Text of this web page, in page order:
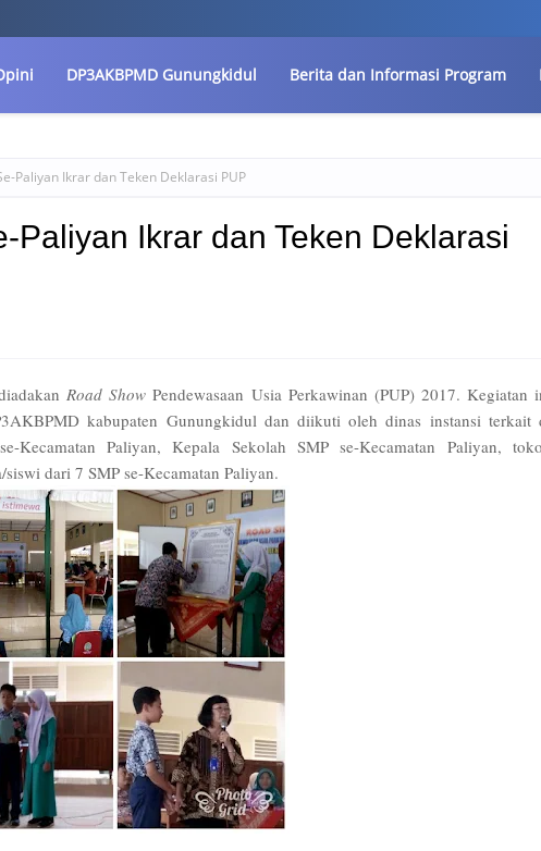
DP3AKBPMD Gunungkidul Berita dan Informasi Program
Paliyan Ikrar dan Teken Deklarasi PUP
Paliyan Ikrar dan Teken Deklarasi
Road Show Pendewasaan Usia Perkawinan (PUP) 2017. Kegiatan
kabupaten Gunungkidul dan diikuti oleh dinas instansi terkait
Kecamatan Paliyan, Kepala Sekolah SMP se-Kecamatan Paliyan,
dari 7 SMP se-Kecamatan Paliyan.